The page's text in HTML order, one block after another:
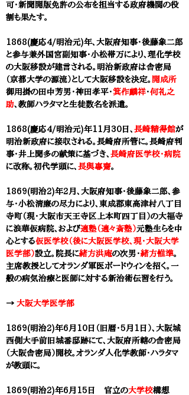
可・新聞開版免許の公布を担当する政府機関の役
割も果たす。
1868(慶応4/明治元)年、大阪府知事・後藤象二郎
と参与兼外国宮副知事・小松帯万により、 理化学校
の大阪移設が建言される。明治新政府は舎密局
（京都大学の源流）として大阪移設を決定。 開成所
御用掛の田中芳男・神田孝平・箕作麟祥・何礼之
助、教師ハラタマと生徒数名を派遣。
1868(慶応4/明治元)年11月30日、 長崎精得館が
明治新政府に接収される。長崎府所管に。長崎府判
事・井上聞多の献策に基づき、 長崎府医学校・病院
に改称。初代学頭に、 長與專齋。
1869(明治2)年2月、大阪府知事・後藤象二郎、参
与・小松清廉の尽力により、東成郡東高津村八丁目
寺町（現・大阪市天王寺区上本町四丁目）の大福寺
に浪華仮病院、および適塾（適々斎塾）元塾生らを中
心とする仮医学校（後に大阪医学校、現・大阪大学
医学部）設立。院長に緒方洪庵の次男・緒方惟準。
主席教授としてオランダ軍医ボードウィンを招く。一
般の病気治療と医師に対する新治術伝習を行う。
​→ 大阪大学医学部
1869(明治2)年6月10日（旧暦・5月1日）、大阪城
西側大手前旧城番邸跡にて、大阪府所轄の舎密局
（大阪舎密局） 開校。オランダ人化学教師・ハラタマ
が教頭に。
1869(明治2)年6月15日 官立の大学校構想